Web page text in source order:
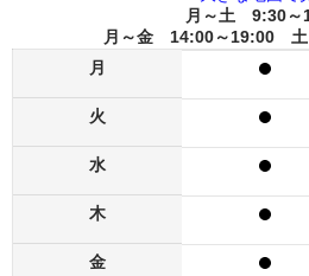
月～土 9:30～
月～金 14:00～19:00
月
火
水
木
金